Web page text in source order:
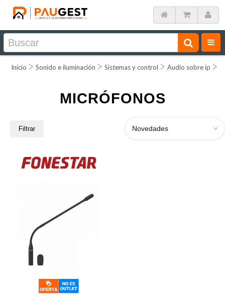
Inicio Sonido e iluminación Sistemas y control Audio sobre ip
MICRÓFONOS
Filtrar Novedades